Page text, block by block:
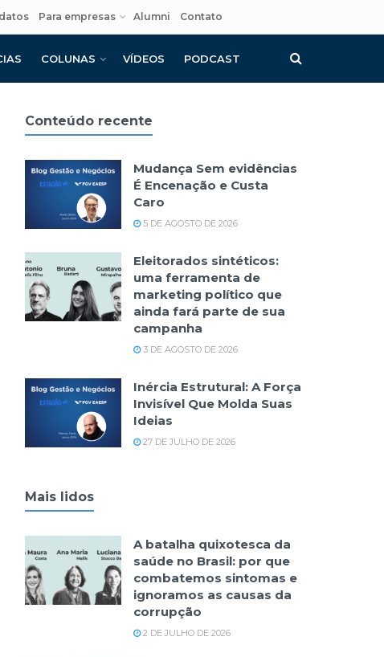
Para empresas Alumni Contato
COLUNAS VÍDEOS PODCAST
Conteúdo recente
Mudança Sem evidências
É Encenação e Custa
Caro
5 DE AGOSTO DE 2026
Eleitorados sintéticos:
uma ferramenta de
marketing político que
ainda fará parte de sua
campanha
3 DE AGOSTO DE 2026
Inércia Estrutural: A Força
Invisível Que Molda Suas
Ideias
27 DE JULHO DE 2026
Mais lidos
A batalha quixotesca da
saúde no Brasil: por que
combatemos sintomas e
ignoramos as causas da
corrupção
2 DE JULHO DE 2026